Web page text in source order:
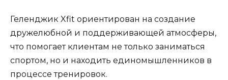
Геленджик Xfit ориентирован на создание
дружелюбной и поддерживающей атмосферы,
что помогает клиентам не только заниматься
спортом, но и находить единомышленников в
процессе тренировок.